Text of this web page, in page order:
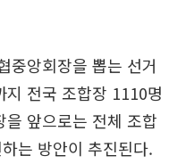
중앙회장을 뽑는 선거
지 전국 조합장 1110명
앞으로는 전체 조합
는 방안이 추진된다.